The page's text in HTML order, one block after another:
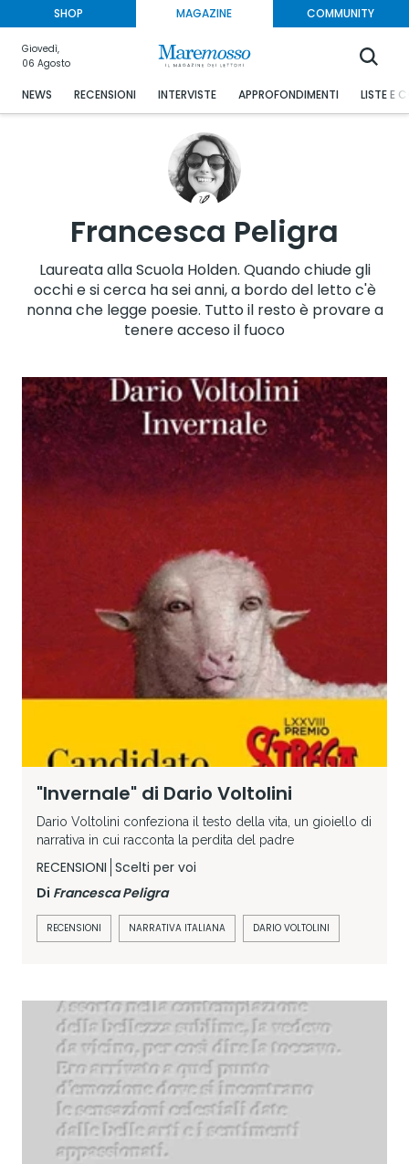
SHOP MAGAZINE COMMUNITY
Giovedì,
06 Agosto
NEWS RECENSIONI INTERVISTE APPROFONDIMENTI LISTE E
Francesca Peligra
Laureata alla Scuola Holden. Quando chiude gli
occhi e si cerca ha sei anni, a bordo del letto c'è
nonna che legge poesie. Tutto il resto è provare a
tenere acceso il fuoco
"Invernale" di Dario Voltolini
Dario Voltolini confeziona il testo della vita, un gioiello di
narrativa in cui racconta la perdita del padre
RECENSIONI Scelti per voi
Di Francesca Peligra
RECENSIONI NARRATIVA ITALIANA DARIO VOLTOLINI